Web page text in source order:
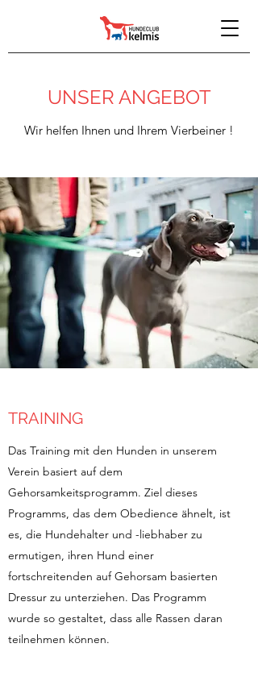
UNSER ANGEBOT
Wir helfen Ihnen und Ihrem Vierbeiner !
TRAINING
Das Training mit den Hunden in unserem
Verein basiert auf dem
Gehorsamkeitsprogramm. Ziel dieses
Programms, das dem Obedience ähnelt, ist
es, die Hundehalter und -liebhaber zu
ermutigen, ihren Hund einer
fortschreitenden auf Gehorsam basierten
Dressur zu unterziehen. Das Programm
wurde so gestaltet, dass alle Rassen daran
teilnehmen können.